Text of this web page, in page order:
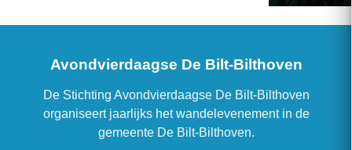
Avondvierdaagse De Bilt-Bilthoven
De Stichting Avondvierdaagse De Bilt-Bilthoven
organiseert jaarlijks het wandelevenement in de
gemeente De Bilt-Bilthoven.